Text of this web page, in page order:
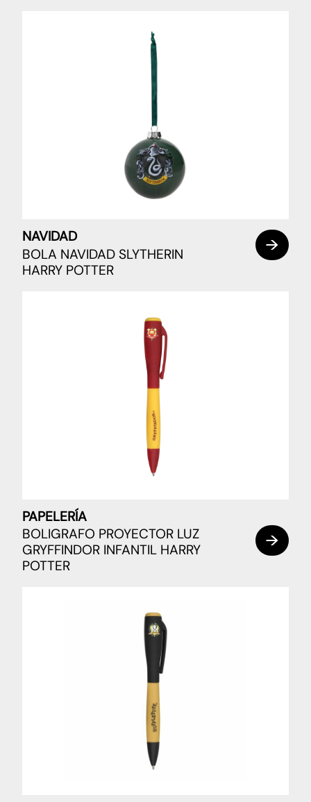
NAVIDAD
BOLA NAVIDAD SLYTHERIN
HARRY POTTER
PAPELERÍA
BOLIGRAFO PROYECTOR LUZ
GRYFFINDOR INFANTIL HARRY
POTTER